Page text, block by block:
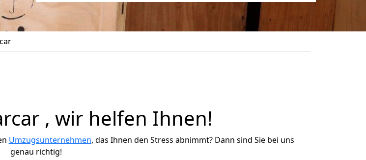
, wir helfen Ihnen!
Umzugsunternehmen, das Ihnen den Stress abnimmt? Dann sind Sie bei uns
genau richtig!